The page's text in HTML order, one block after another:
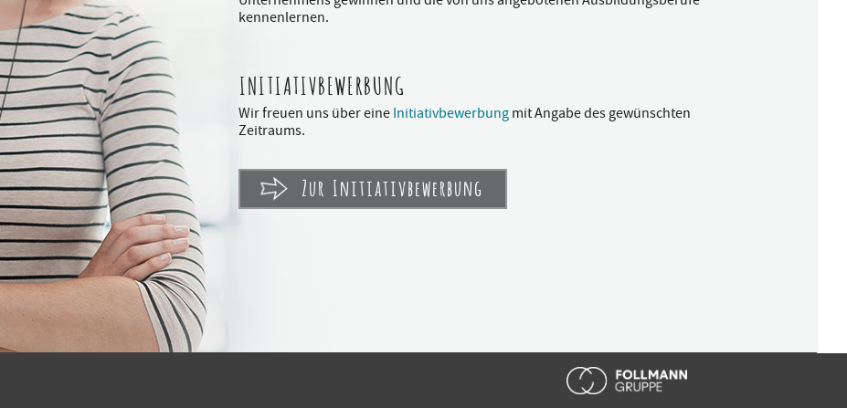
kennenlernen.
INITIATIVBEWERBUNG
Wir freuen uns über eine Initiativbewerbung mit Angabe des gewünschten
Zeitraums.
Zur Initiativbewerbung